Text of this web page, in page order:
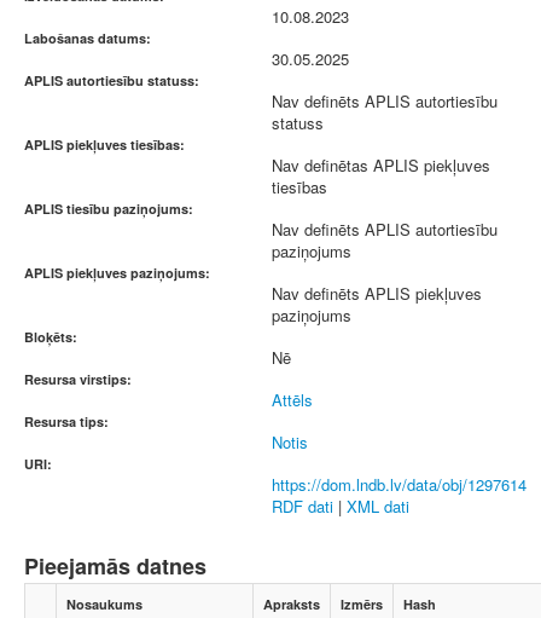
10.08.2023
Labošanas datums:
30.05.2025
APLIS autortiesību statuss:
Nav definēts APLIS autortiesību
statuss
APLIS piekļuves tiesības:
Nav definētas APLIS piekļuves
tiesības
APLIS tiesību paziņojums:
Nav definēts APLIS autortiesību
paziņojums
APLIS piekļuves paziņojums:
Nav definēts APLIS piekļuves
paziņojums
Bloķēts:
Nē
Resursa virstips:
Attēls
Resursa tips:
Notis
URI:
https://dom.lndb.lv/data/obj/1297614
RDF dati | XML dati
Pieejamās datnes
Nosaukums Apraksts Izmērs Hash